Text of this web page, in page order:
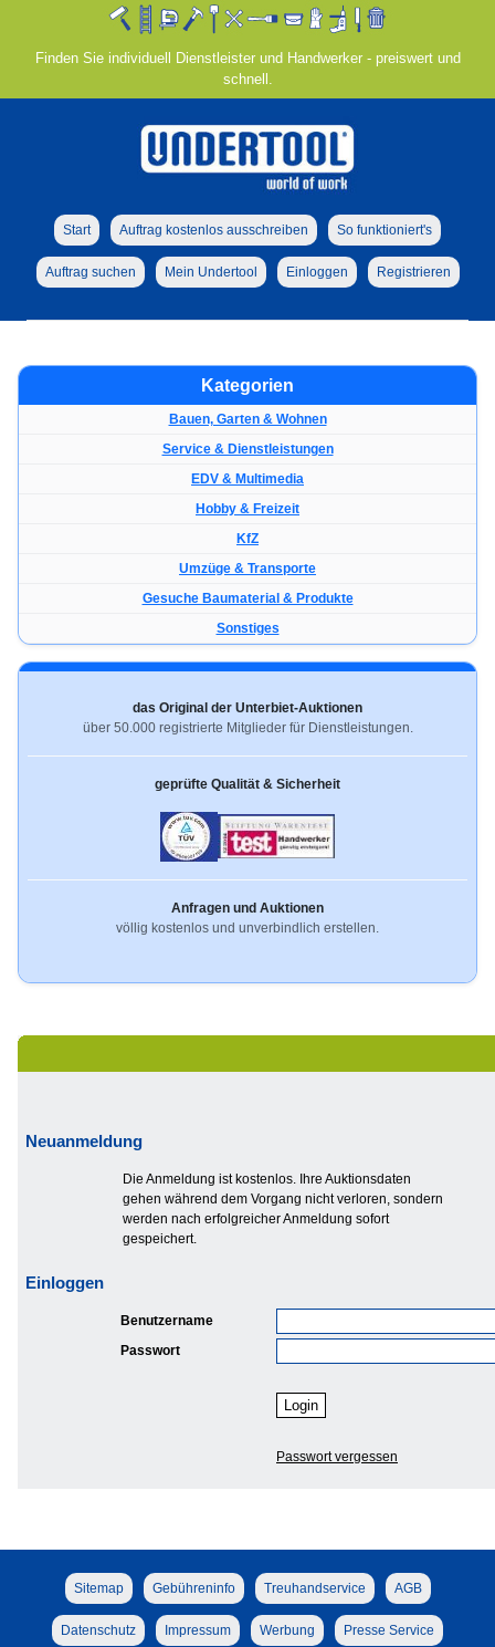
Finden Sie individuell Dienstleister und Handwerker - preiswert und
schnell.
Start Auftrag kostenlos ausschreiben So funktioniert's
Auftrag suchen Mein Undertool Einloggen Registrieren
Kategorien
Bauen, Garten & Wohnen
Service & Dienstleistungen
EDV & Multimedia
Hobby & Freizeit
KfZ
Umzüge & Transporte
Gesuche Baumaterial & Produkte
Sonstiges
das Original der Unterbiet-Auktionen
über 50.000 registrierte Mitglieder für Dienstleistungen.
geprüfte Qualität & Sicherheit
Anfragen und Auktionen
völlig kostenlos und unverbindlich erstellen.
Neuanmeldung
Die Anmeldung ist kostenlos. Ihre Auktionsdaten
gehen während dem Vorgang nicht verloren, sondern
werden nach erfolgreicher Anmeldung sofort
gespeichert.
Einloggen
Benutzername
Passwort
Passwort vergessen
Sitemap Gebühreninfo Treuhandservice AGB
Datenschutz Impressum Werbung Presse Service